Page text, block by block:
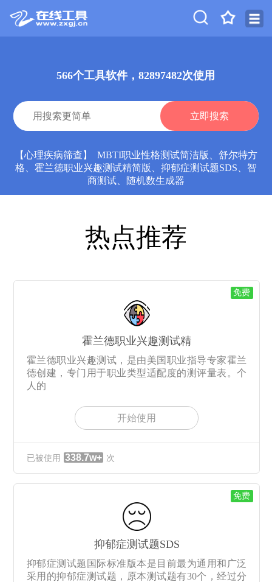
566个工具软件，82897482次使用
【心理疾病筛查 】 MBTI职业性格测试简洁版
舒尔特方
格
霍兰德职业兴趣测试精简版 抑郁症测试题SDS
智
商测试
随机数生成器
热点推荐
免费
霍兰德职业兴趣测试精
霍兰德职业兴趣测试，是由美国职业指导专家霍兰
德创建，专门用于职业类型适配度的测评量表。个
人的
开始使用
已被使用 338.7w+ 次
免费
抑郁症测试题SDS
抑郁症测试题国际标准版本是目前最为通用和广泛
采用的抑郁症测试题，原本测试题有30个，经过分